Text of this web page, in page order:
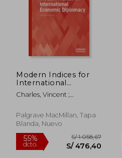
S/ 103,13
Modern Indices for
International
Economic Diplomacy
(en Inglés)
Charles, Vincent ;
Palgrave MacMillan, Tapa
Blanda, Nuevo